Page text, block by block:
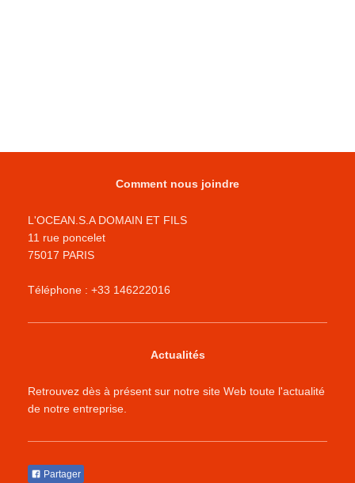
Comment nous joindre
L'OCEAN.S.A DOMAIN ET FILS
11 rue poncelet
75017 PARIS
Téléphone : +33 146222016
Actualités
Retrouvez dès à présent sur notre site Web toute l'actualité
de notre entreprise.
Partager